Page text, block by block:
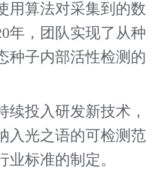
用算法对采集到的数
年，团队实现了从种
种子内部活性检测的
投入研发新技术，
入光之语的可检测范
业标准的制定。